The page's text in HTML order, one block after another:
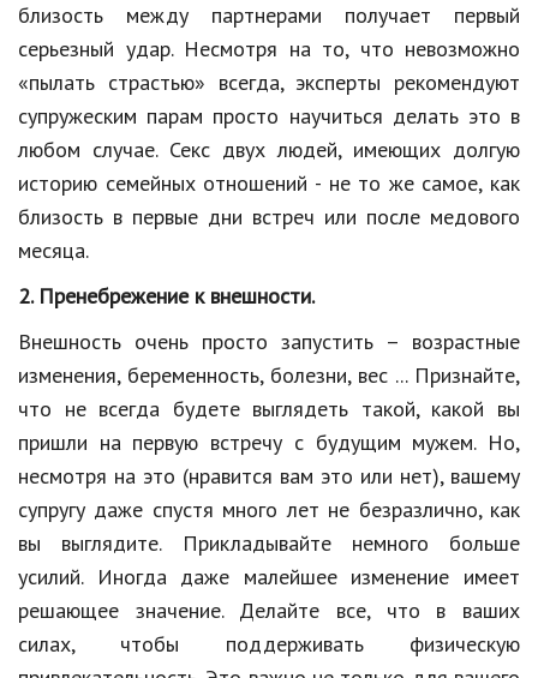
Психология и отношения
Творчество и рукоделие
Разное
Работа и бизнес
Животные
Еда и напитки
Праздники и подарки
Кинематограф
Домашние животные
Семья и дети
Путешествия
Строительство
Культура и общество
Мода и стиль
близость между партнерами получает первый
серьезный удар. Несмотря на то, что невозможно
«пылать страстью» всегда, эксперты рекомендуют
супружеским парам просто научиться делать это в
любом случае. Секс двух людей, имеющих долгую
историю семейных отношений - не то же самое, как
близость в первые дни встреч или после медового
месяца.
2. Пренебрежение к внешности.
Внешность очень просто запустить – возрастные
изменения, беременность, болезни, вес ... Признайте,
что не всегда будете выглядеть такой, какой вы
пришли на первую встречу с будущим мужем. Но,
несмотря на это (нравится вам это или нет), вашему
супругу даже спустя много лет не безразлично, как
вы выглядите. Прикладывайте немного больше
усилий. Иногда даже малейшее изменение имеет
решающее значение. Делайте все, что в ваших
силах, чтобы поддерживать физическую